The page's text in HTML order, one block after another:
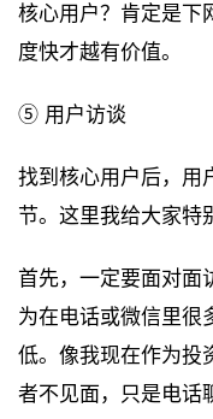
核心用户？肯定是下
度快才越有价值。
⑤ 用户访谈
找到核心用户后，用
节。这里我给大家特
首先，一定要面对面
为在电话或微信里很
低。像我现在作为投
者不见面，只是电话